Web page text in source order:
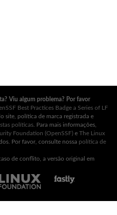
Viu algum problema? Por favor
Best Practices Badge a Series of LF
site, política de marca registrada e
políticas . Para mais informações,
Foundation (OpenSSF) e The Linux
Por favor, consulte nossa política de
de conflito, a versão original em